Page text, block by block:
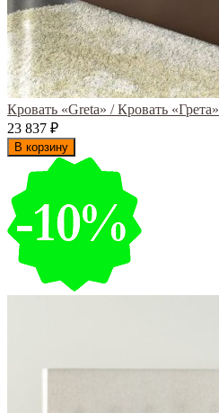
Кровать «Greta» / Кровать «Грета»
23 837 ₽
В корзину